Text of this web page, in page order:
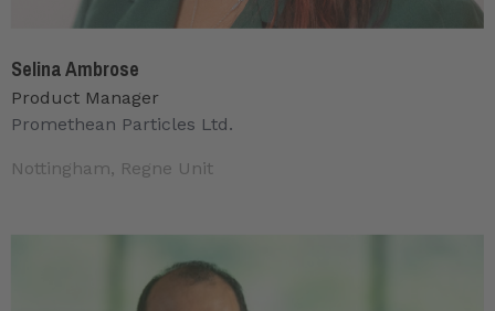
Selina Ambrose
Product Manager
Promethean Particles Ltd.
Nottingham, Regne Unit